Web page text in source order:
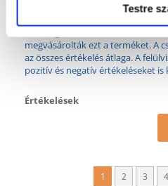
Testre
Mi a termék értékelési
megvásárolták ezt a terméket. A
az összes értékelés átlaga. A
pozitív és negatív értékeléseket is
Értékelések
1 2 3 4